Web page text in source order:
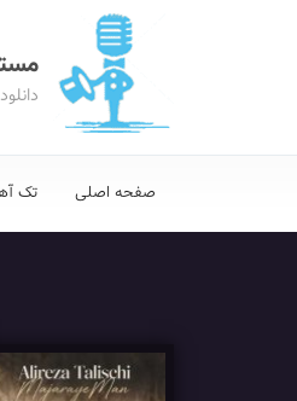
صفحه اصلی تک